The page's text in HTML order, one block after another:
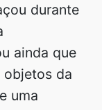
durante
ainda que
da
uma